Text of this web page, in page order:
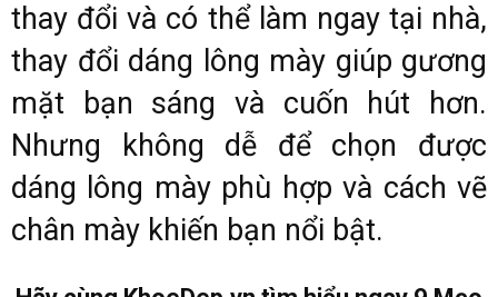
thay đổi và có thể làm ngay tại nhà,
thay đổi dáng lông mày giúp gương
mặt bạn sáng và cuốn hút hơn.
Nhưng không dễ để chọn được
dáng lông mày phù hợp và cách vẽ
chân mày khiến bạn nổi bật.